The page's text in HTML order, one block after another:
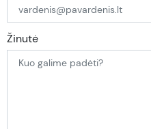
Žinutė